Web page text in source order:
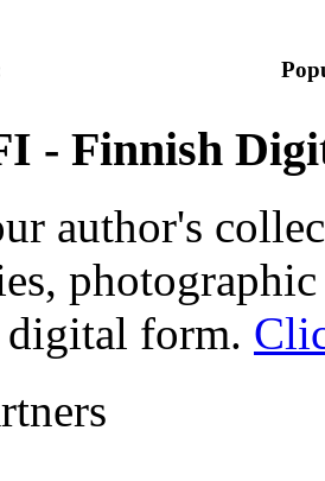
- Finnish
author's
form.